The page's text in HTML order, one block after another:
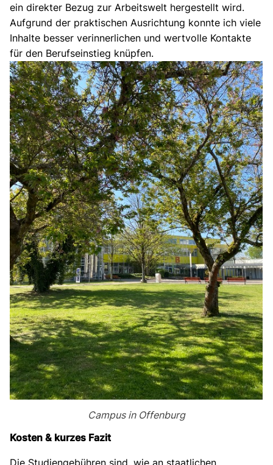
ein direkter Bezug zur Arbeitswelt hergestellt wird.
Aufgrund der praktischen Ausrichtung konnte ich viele
Inhalte besser verinnerlichen und wertvolle Kontakte
für den Berufseinstieg knüpfen.
Campus in Offenburg
Kosten & kurzes Fazit
Die Studiengebühren sind, wie an staatlichen